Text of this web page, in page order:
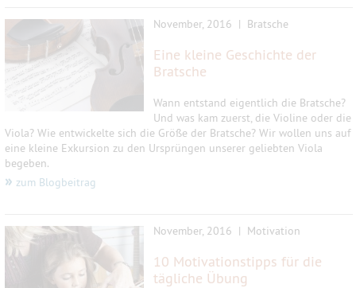
November, 2016 | Bratsche
Eine kleine Geschichte der
Bratsche
Wann entstand eigentlich die Bratsche?
Und was kam zuerst, die Violine oder die
Viola? Wie entwickelte sich die Größe der Bratsche? Wir wollen uns auf
eine kleine Exkursion zu den Ursprüngen unserer geliebten Viola
begeben.
» zum Blogbeitrag
November, 2016 | Motivation
10 Motivationstipps für die
tägliche Übung